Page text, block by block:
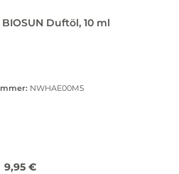
Duftöl, 10 ml
NWHAE00M5
Regulärer Preis:
9,95 €